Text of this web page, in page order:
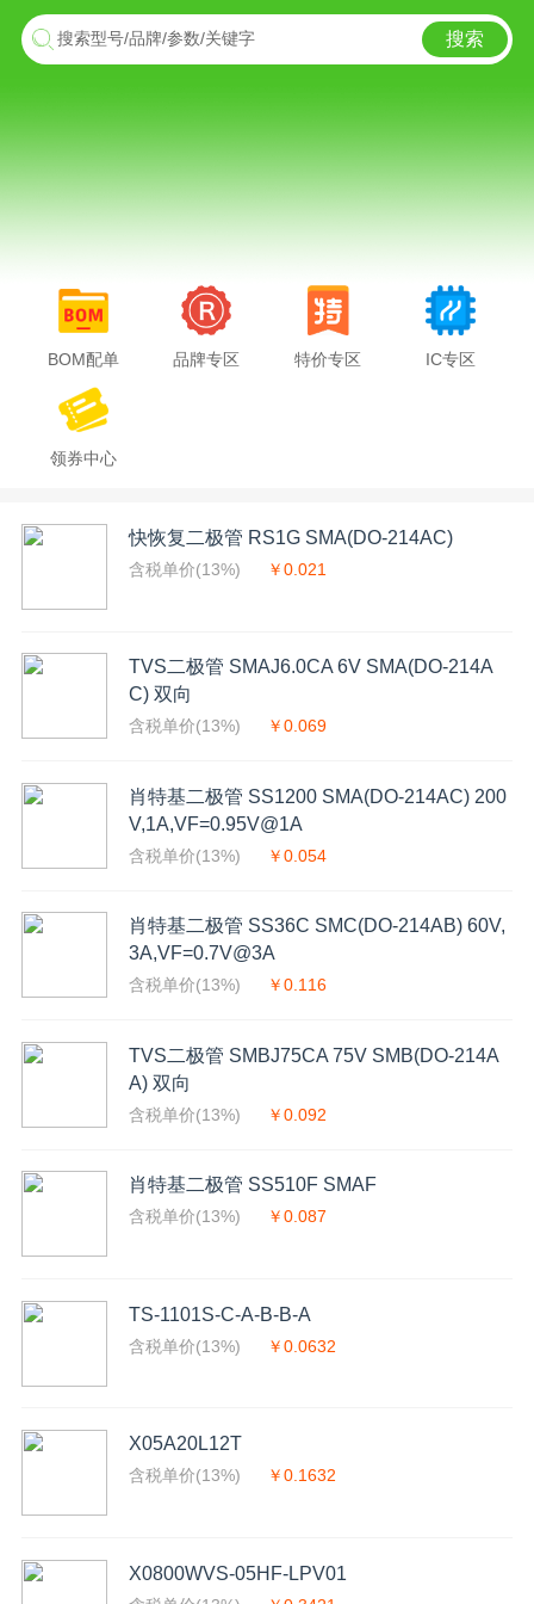
搜索型号/品牌/参数/关键字 搜索
BOM配单 品牌专区 特价专区 IC专区
领券中心
快恢复二极管 RS1G SMA(DO-214AC)
含税单价(13%) ￥0.021
TVS二极管 SMAJ6.0CA 6V SMA(DO-214A
C) 双向
含税单价(13%) ￥0.069
肖特基二极管 SS1200 SMA(DO-214AC) 200
V,1A,VF=0.95V@1A
含税单价(13%) ￥0.054
肖特基二极管 SS36C SMC(DO-214AB) 60V,
3A,VF=0.7V@3A
含税单价(13%) ￥0.116
TVS二极管 SMBJ75CA 75V SMB(DO-214A
A) 双向
含税单价(13%) ￥0.092
肖特基二极管 SS510F SMAF
含税单价(13%) ￥0.087
TS-1101S-C-A-B-B-A
含税单价(13%) ￥0.0632
X05A20L12T
含税单价(13%) ￥0.1632
X0800WVS-05HF-LPV01